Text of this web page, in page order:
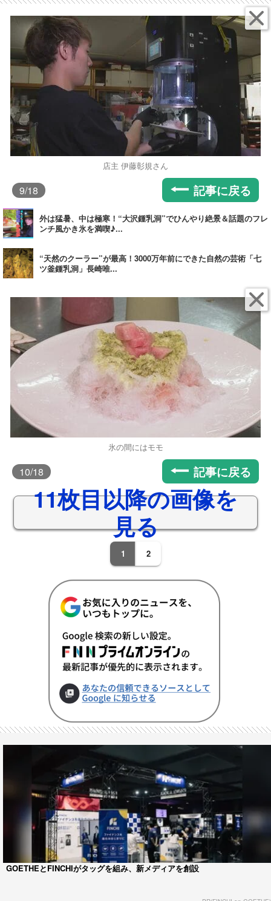
店主 伊藤彰規さん
9/18 記事に戻る
外は猛暑、中は極寒！“大沢鍾乳洞”でひんやり絶景＆話題のフレ
ンチ風かき氷を満喫♪...
“天然のクーラー”が最高！3000万年前にできた自然の芸術「七
ツ釜鍾乳洞」長崎唯...
氷の間にはモモ
10/18 記事に戻る
11枚目以降の画像を
見る
1 2
GOETHEとFINCHIがタッグを組み、新メディアを創設